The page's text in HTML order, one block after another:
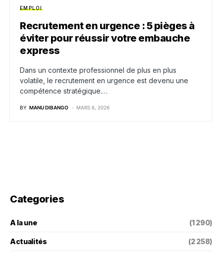
EMPLOI
Recrutement en urgence : 5 pièges à
éviter pour réussir votre embauche
express
Dans un contexte professionnel de plus en plus
volatile, le recrutement en urgence est devenu une
compétence stratégique.…
BY MANU DIBANGO MARS 6, 2026
Categories
A la une (1 290)
Actualités (2 258)